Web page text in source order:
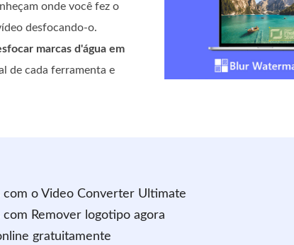
onde você fez o
desfocando-o.
marcas d'água em
de cada ferramenta e
com o Video Converter Ultimate
Remover logotipo agora
gratuitamente